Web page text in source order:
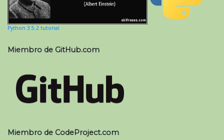
Python 3.5.2 tutorial
Miembro de GitHub.com
Miembro de CodeProject.com